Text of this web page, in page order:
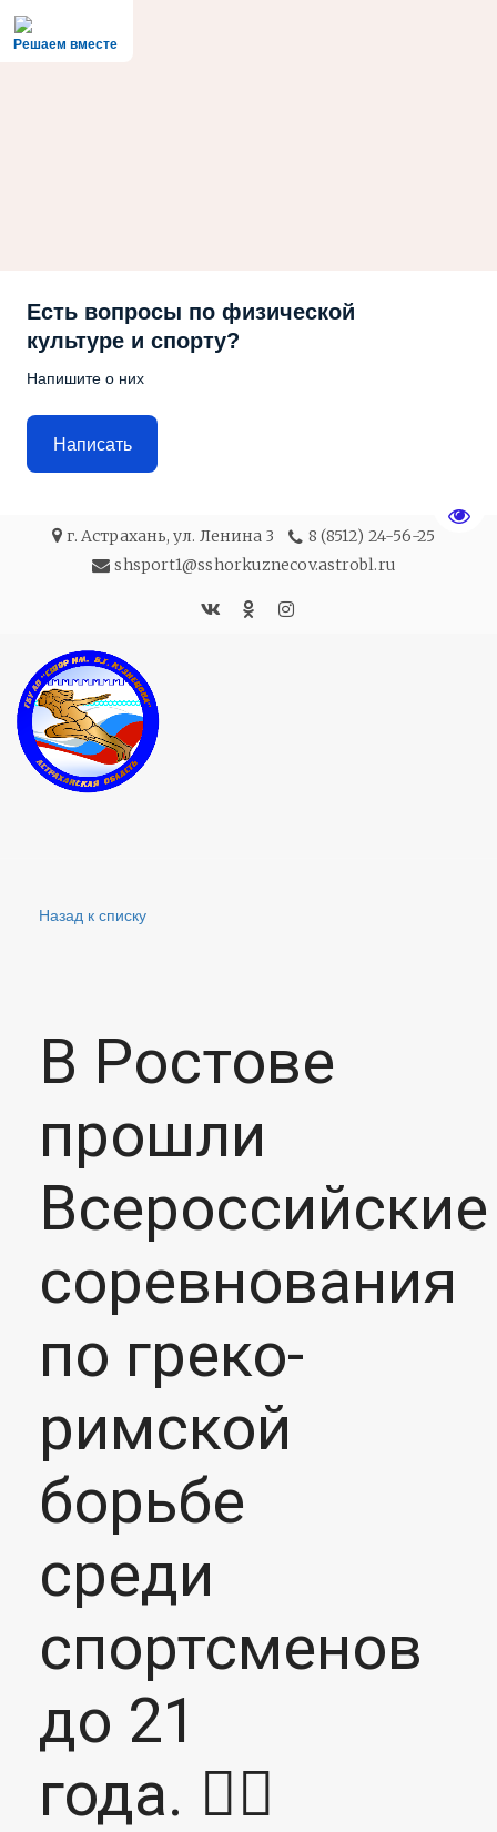
Решаем вместе
Есть вопросы по физической
культуре и спорту?
Напишите о них
Написать
г. Астрахань,ул. Ленина 3
8 (8512) 24-56-25
shsport1@sshorkuznecov.astrobl.ru
Назад к списку
В Ростове
прошли
Всероссийские
соревнования
по греко-
римской
борьбе
среди
спортсменов
до 21
года. 🤼‍♂